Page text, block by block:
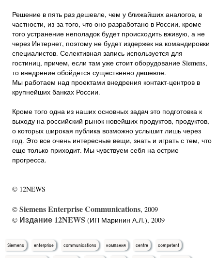
Решение в пять раз дешевле, чем у ближайших аналогов, в
частности, из-за того, что оно разработано в России, кроме
того устранение неполадок будет происходить вживую, а не
через Интернет, поэтому не будет издержек на командировки
специалистов. Селективная запись используется для
гостиниц, причем, если там уже стоит оборудование Siemens,
то внедрение обойдется существенно дешевле.
Мы работаем над проектами внедрения контакт-центров в
крупнейших банках России.
Кроме того одна из наших основных задач это подготовка к
выходу на российский рынок новейших продуктов, продуктов,
о которых широкая публика возможно услышит лишь через
год. Это все очень интересные вещи, знать и играть с тем, что
еще только приходит. Мы чувствуем себя на острие
прогресса.
© 12NEWS
© Siemens Enterprise Communications, 2009
© Издание 12NEWS (ИП Маринин А.Л.), 2009
Siemens enterprise communications компания centre competent